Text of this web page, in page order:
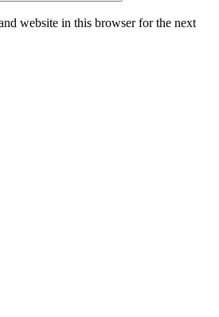
website in this browser for the next